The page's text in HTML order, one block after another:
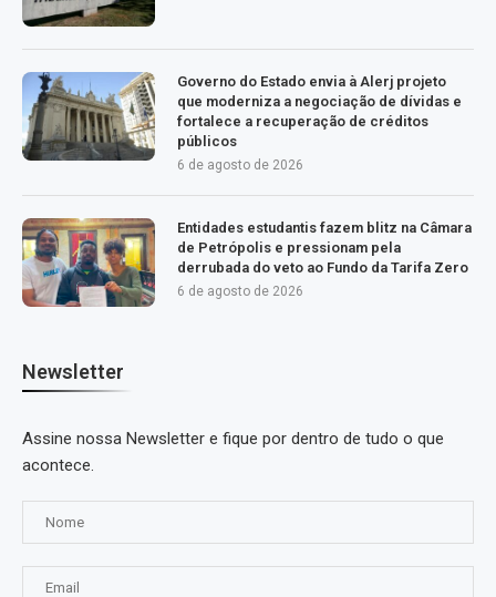
Governo do Estado envia à Alerj projeto
que moderniza a negociação de dívidas e
fortalece a recuperação de créditos
públicos
6 de agosto de 2026
Entidades estudantis fazem blitz na Câmara
de Petrópolis e pressionam pela
derrubada do veto ao Fundo da Tarifa Zero
6 de agosto de 2026
Newsletter
Assine nossa Newsletter e fique por dentro de tudo o que
acontece.